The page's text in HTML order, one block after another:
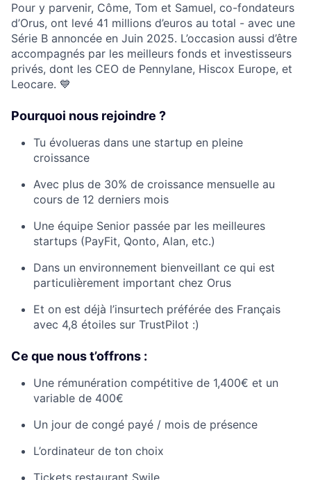
Pour y parvenir, Côme, Tom et Samuel, co-fondateurs
d’Orus, ont levé 41 millions d’euros au total - avec une
Série B annoncée en Juin 2025. L’occasion aussi d’être
accompagnés par les meilleurs fonds et investisseurs
privés, dont les CEO de Pennylane, Hiscox Europe, et
Leocare. 💙
Pourquoi nous rejoindre ?
Tu évolueras dans une startup en pleine
croissance
Avec plus de 30% de croissance mensuelle au
cours de 12 derniers mois
Une équipe Senior passée par les meilleures
startups (PayFit, Qonto, Alan, etc.)
Dans un environnement bienveillant ce qui est
particulièrement important chez Orus
Et on est déjà l’insurtech préférée des Français
avec 4,8 étoiles sur TrustPilot :)
Ce que nous t’offrons :
Une rémunération compétitive de 1,400€ et un
variable de 400€
Un jour de congé payé / mois de présence
L’ordinateur de ton choix